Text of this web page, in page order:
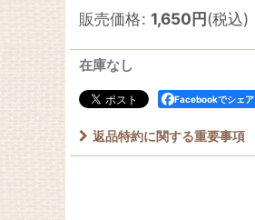
販売価格: 1,650円(税込)
在庫なし
Facebookでシェア
返品特約に関する重要事項